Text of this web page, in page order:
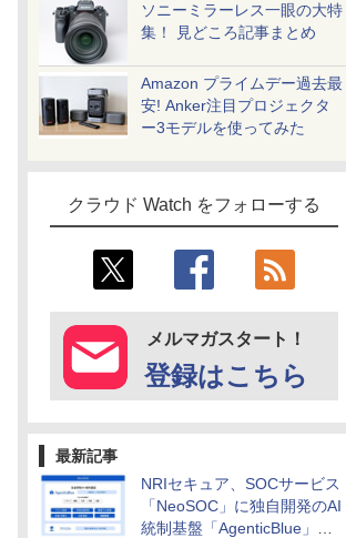
ソニーミラーレス一眼の大特
集！ 見どころ記事まとめ
Amazon プライムデー過去最
安! Anker注目プロジェクタ
ー3モデルを使ってみた
クラウド Watch をフォローする
メルマガスタート！
登録はこちら
最新記事
NRIセキュア、SOCサービス
「NeoSOC」に独自開発のAI
統制基盤「AgenticBlue」を